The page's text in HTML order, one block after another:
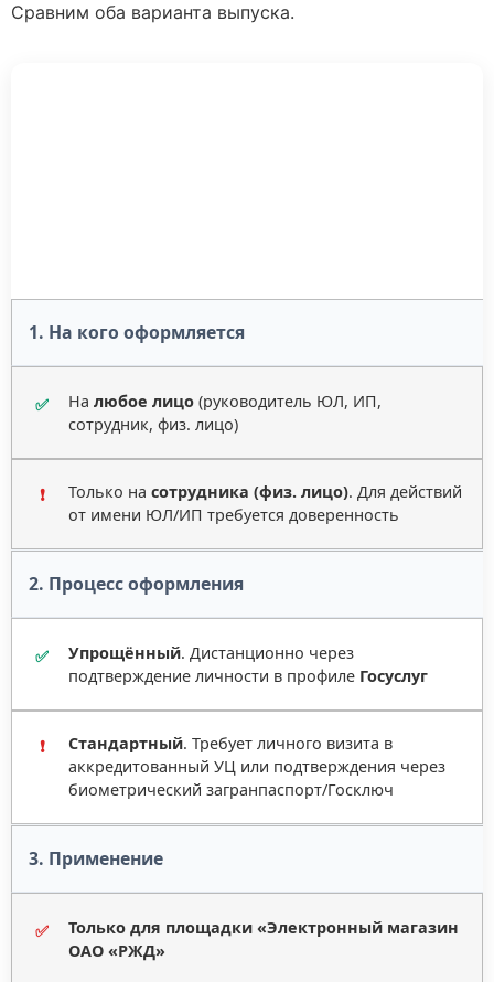
Сравним оба варианта выпуска.
1. На кого оформляется
✅ На любое лицо (руководитель ЮЛ, ИП,
сотрудник, физ. лицо)
❗ Только на сотрудника (физ. лицо). Для действий
от имени ЮЛ/ИП требуется доверенность
2. Процесс оформления
✅ Упрощённый. Дистанционно через
подтверждение личности в профиле Госуслуг
❗ Стандартный. Требует личного визита в
аккредитованный УЦ или подтверждения через
биометрический загранпаспорт/Госключ
3. Применение
✅
Только для площадки «Электронный магазин
ОАО «РЖД»